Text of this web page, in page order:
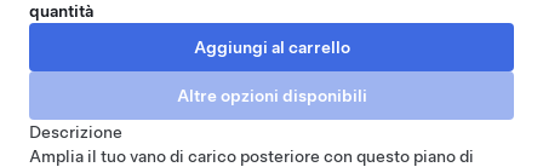
quantità
Descrizione
Amplia il tuo vano di carico posteriore con questo piano di